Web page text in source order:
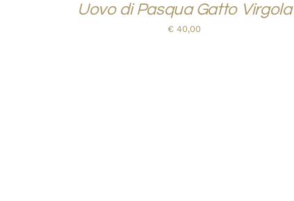
Uovo di Pasqua Gatto Virgola
€ 40,00